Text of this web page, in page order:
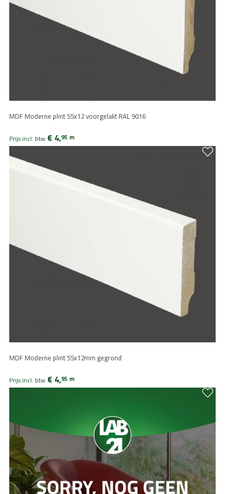
MDF Moderne plint 55x12 voorgelakt RAL 9016
Prijs incl. btw € 4,95 m
MDF Moderne plint 55x12mm gegrond
Prijs incl. btw € 4,95 m